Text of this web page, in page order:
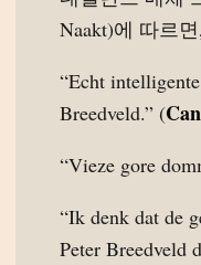
Naakt)에 따르
“Echt
Breedveld.” (
“Vieze gore
“Ik denk dat de
Peter Breedveld